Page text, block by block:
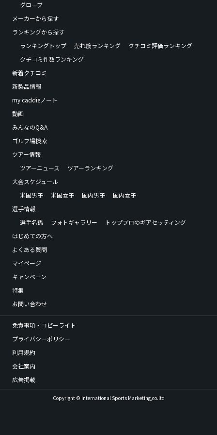
グローブ
メーカーから探す
ランキングから探す
ランキングトップ
売れ筋ランキング
クチコミ評価ランキング
クチコミ件数ランキング
新着クチコミ
新製品情報
my caddieノート
動画
みんなのQ&A
ゴルフ場検索
ツアー情報
ツアーニュース
ツアーランキング
大会スケジュール
米国男子
米国女子 国内男子
国内女子
選手情報
選手名鑑
フォトギャラリー
トッププロのギアセッティング
はじめての方へ
よくある質問
マイページ
キャンペーン
特集
お問い合わせ
免責事項・コピーライト
プライバシーポリシー
利用規約
会社案内
広告掲載
Copyright © International Sports Marketing,co.ltd